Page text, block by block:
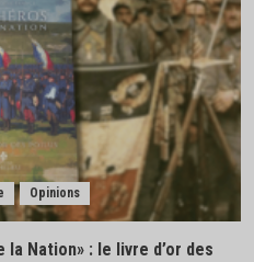
Opinions
la Nation» : le livre d’or des